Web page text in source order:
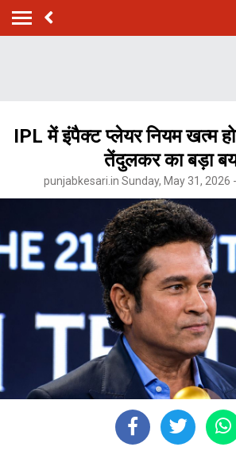
IPL में इंपैक्ट प्लेयर नियम खत्म
तेंदुलकर का बड़ा
punjabkesari.in Sunday, May 31, 2026